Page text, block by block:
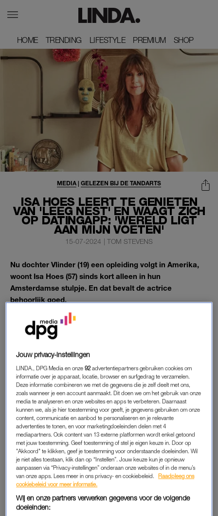
HOME
HOME TRENDING
TRENDING LIFESTYLE
LIFESTYLE PREMIUM
PREMIUM SHOP
SHOP
ISA HOES LEERT TE GENIETEN
VAN 'LEEG NEST' EN WAAGT ZICH
OP DATINGAPP: 'WERELD LIGT
AAN MIJN VOETEN'
MEDIA | GELEZEN BIJ DE TANDARTS
15-07-2024 | TOM STEVENS
Nu dochter Vlinder (19) een opleiding volgt in Amerika,
woont Isa Hoes (57) sinds kort alleen in hun
Amsterdamse stulpje. En dat bevalt de actrice
behoorlijk goed.
Dat vertelt Hoes in de nieuwste aflevering van
Isa Vinden Iets
SAN DIEGO
Vlinder is onlangs naar San Diego verhuisd om daar een
English coursete volgen. Eerder vertrok zoonlief Merlijn al uit
huis, waardoor Hoes nu op zichzelf is aangewezen. “Ik heb het
naar mijn zin. Ik kijk thuis de hele dag om me heen en dan
denk ik: dit is nu mijn huis. Het is nu gewoon klaar. Nu mag ik
het helemaal gaan doen.”
Hoesgeeft in de podcast aan dat haar dochter het erg naar
haar zin heeft in Amerika. “Ik vind het vooral leuk dat Vlinder
zo blij is. Ik heb haar nog nooit zo blij gezien. Ze is helemaal
zo’n stom woord. Ze is helemaalexcited .”
Jouw privacy-instellingen
LINDA., DPG Media en onze92 advertentiepartners gebruiken cookies om
informatie over je apparaat, locatie, browser en surfgedrag te verzamelen.
Deze informatie combineren we met de gegevens die je zelf deelt met ons,
zoals wanneer je een account aanmaakt. Dit doen we om het gebruik van onze
media te analyseren en onze websites en apps te verbeteren. Daarnaast
kunnen we, als je hier toestemming voor geeft, je gegevens gebruiken om onze
content, communicatie en aanbod te personaliseren en je relevante
advertenties te tonen, en voor marketingdoeleinden delen met 4
mediapartners. Ook content van 13 externe platformen wordt enkel getoond
met jouw toestemming. Geef toestemming of stel je eigen keuze in. Door op
"Akkoord" te klikken, geef je toestemming voor onderstaande doeleinden. Wil
je niet alles toestaan, klik dan op “Instellen”. Jouw keuze kun je opnieuw
aanpassen via “Privacy-instellingen” onderaan onze websites of in de menu’s
van onze apps. Lees meer in ons privacy- en cookiebeleid.
Raadpleeg ons
cookiebeleid voor meer informatie.
Wij en onze partners verwerken gegevens voor de volgende
doeleinden: